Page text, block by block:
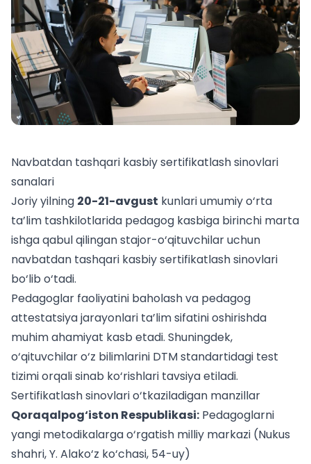
Navbatdan tashqari kasbiy sertifikatlash sinovlari
sanalari
Joriy yilning 20-21-avgust kunlari umumiy o‘rta
ta’lim tashkilotlarida pedagog kasbiga birinchi marta
ishga qabul qilingan stajor-o‘qituvchilar uchun
navbatdan tashqari kasbiy sertifikatlash sinovlari
bo‘lib o‘tadi.
Pedagoglar faoliyatini baholash va pedagog
attestatsiyajarayonlari ta’lim sifatini oshirishda
muhim ahamiyat kasb etadi. Shuningdek,
o‘qituvchilar o‘z bilimlarini DTM standartidagi test
tizimiorqali sinab ko‘rishlari tavsiya etiladi.
Sertifikatlash sinovlari o‘tkaziladigan manzillar
Qoraqalpog‘iston Respublikasi: Pedagoglarni
yangi metodikalarga o‘rgatish milliy markazi (Nukus
shahri, Y. Alako‘z ko‘chasi, 54-uy)